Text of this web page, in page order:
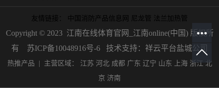
友情链接： 中国消防产品信息网 尼龙管 法兰加热管
Copyright © 2023 江南在线体育官网_江南online(中国) 版权所
有 苏ICP备10048916号-6 技术支持：祥云平台盐城公司
热推产品 | 主营区域： 江苏 河北 成都 广东 辽宁 山东 上海 浙江 北
京 济南